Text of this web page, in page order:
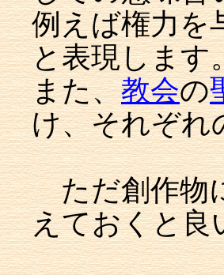
例えば権力を
と表現します
また、教会の
け、それぞれ
ただ創作物
えておくと良